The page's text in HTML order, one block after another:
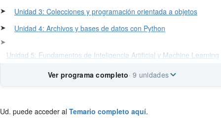
➤
Unidad 3: Colecciones y programación orientada a objetos
➤
Unidad 4: Archivos y bases de datos con Python
➤
Unidad 5: Fundamentos de Inteligencia Artificial y Machine Learning
Ver programa completo· 9 unidades
Ud. puede acceder al Temario completo aquí.